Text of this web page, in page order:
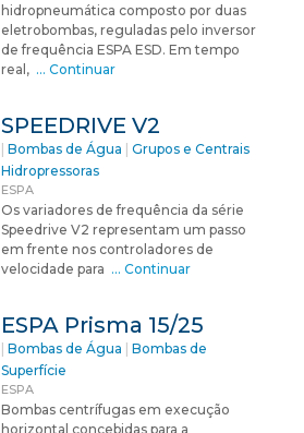
hidropneumática composto por duas
eletrobombas, reguladas pelo inversor
de frequência ESPA ESD. Em tempo
real, … Continuar
SPEEDRIVE V2
| Bombas de Água | Grupos e Centrais
Hidropressoras
ESPA
Os variadores de frequência da série
Speedrive V2 representam um passo
em frente nos controladores de
velocidade para … Continuar
ESPA Prisma 15/25
| Bombas de Água | Bombas de
Superfície
ESPA
Bombas centrífugas em execução
horizontal concebidas para a